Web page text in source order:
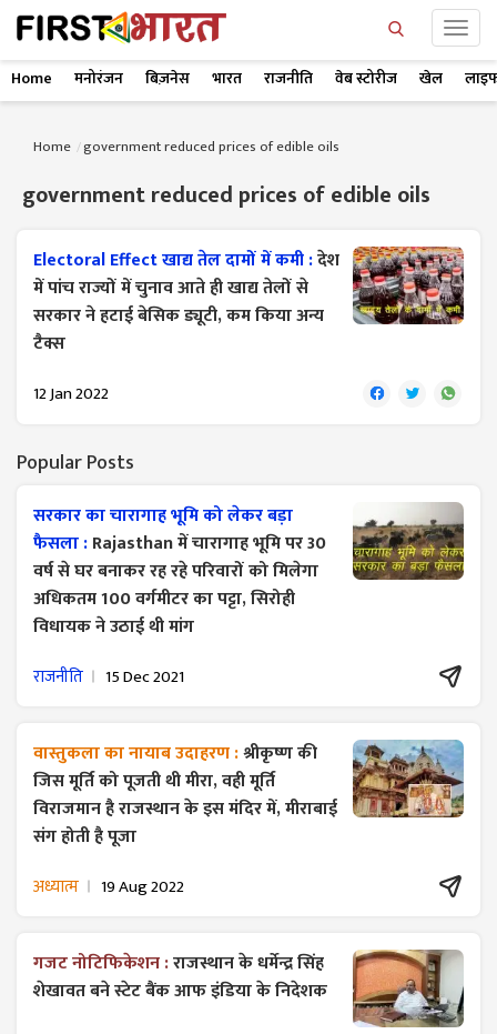
Home मनोरंजन बिज़नेस भारत राजनीति वेब स्टोरीज खेल
Home government reduced prices of edible oils
government reduced prices of edible oils
Electoral Effect खाद्य तेल दामों में कमी :देश
में पांच राज्यों में चुनाव आते ही खाद्य तेलों से
सरकार ने हटाई बेसिक ड्यूटी, कम किया अन्य
टैक्स
12 Jan 2022
Popular Posts
सरकार का चारागाह भूमि को लेकर बड़ा
फैसला :Rajasthan में चारागाह भूमि पर 30
वर्ष से घर बनाकर रह रहे परिवारों को मिलेगा
अधिकतम 100 वर्गमीटर का पट्टा, सिरोही
विधायक ने उठाई थी मांग
राजनीति 15 Dec 2021
वास्तुकला का नायाब उदाहरण :श्रीकृष्ण की
जिस मूर्ति को पूजती थी मीरा, वही मूर्ति
विराजमान है राजस्थान के इस मंदिर में, मीराबाई
संग होती है पूजा
अध्यात्म 19 Aug 2022
गजट ​नोटिफिकेशन :राजस्थान के धर्मेन्द्र सिंह
शेखावत बने स्टेट बैंक आफ इंडिया के निदेशक